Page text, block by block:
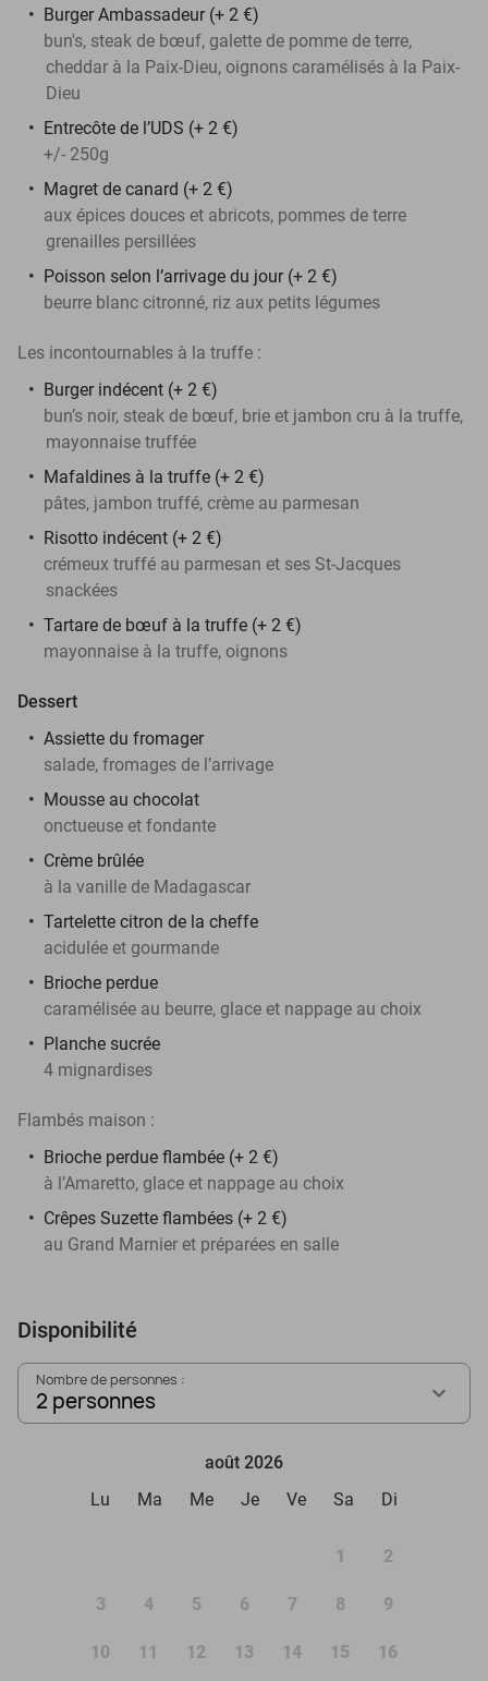
Burger Ambassadeur (+ 2 €)
bun's, steak de bœuf, galette de pomme de terre,
cheddar à la Paix-Dieu, oignons caramélisés à la Paix-
Dieu
Entrecôte de l’UDS (+ 2 €)
+/- 250g
Magret de canard (+ 2 €)
aux épices douces et abricots, pommes de terre
grenailles persillées
Poisson selon l’arrivage du jour (+ 2 €)
beurre blanc citronné, riz aux petits légumes
Les incontournables à la truffe :
Burger indécent (+ 2 €)
bun’s noir, steak de bœuf, brie et jambon cru à la truffe,
mayonnaise truffée
Mafaldines à la truffe (+ 2 €)
pâtes, jambon truffé, crème au parmesan
Risotto indécent (+ 2 €)
crémeux truffé au parmesan et ses St-Jacques
snackées
Tartare de bœuf à la truffe (+ 2 €)
mayonnaise à la truffe, oignons
Dessert
Assiette du fromager
salade, fromages de l’arrivage
Mousse au chocolat
onctueuse et fondante
Crème brûlée
à la vanille de Madagascar
Tartelette citron de la cheffe
acidulée et gourmande
Brioche perdue
caramélisée au beurre, glace et nappage au choix
Planche sucrée
4 mignardises
Flambés maison :
Brioche perdue flambée (+ 2 €)
à l’Amaretto, glace et nappage au choix
Crêpes Suzette flambées (+ 2 €)
au Grand Marnier et préparées en salle
Disponibilité
Nombre de personnes :
2 personnes
août 2026
Lu
Ma Me Je Ve Sa Di
1 2
3 4 5 6 7 8 9
10 11 12 13 14 15 16